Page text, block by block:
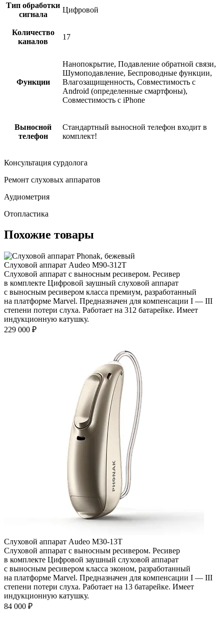
Тип обработки
сигнала
Цифровой
Количество
каналов
17
Функции
Нанопокрытие, Подавление обратной связи,
Шумоподавление, Беспроводные функции,
Влагозащищенность, Совместимость с
Android (определенные смартфоны),
Совместимость с iPhone
Выносной
телефон
Стандартный выносной телефон входит в
комплект!
Консультация сурдолога
Ремонт слуховых аппаратов
Аудиометрия
Отопластика
Похожие товары
Слуховой аппарат Audeo М90-312Т
Слуховой аппарат с выносным ресивером. Ресивер
в комплекте Цифровой заушный слуховой аппарат
с выносным ресивером класса премиум, разработанный
на платформе Marvel. Предназначен для компенсации I — III
степени потери слуха. Работает на 312 батарейке. Имеет
индукционную катушку.
229 000 ₽
Слуховой аппарат Audeo М30-13Т
Слуховой аппарат с выносным ресивером. Ресивер
в комплекте Цифровой заушный слуховой аппарат
с выносным ресивером класса эконом, разработанный
на платформе Marvel. Предназначен для компенсации I — III
степени потери слуха. Работает на 13 батарейке. Имеет
индукционную катушку.
84 000 ₽